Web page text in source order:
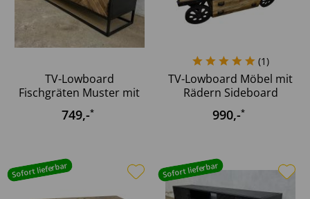
TV-Lowboard
Fischgräten Muster mit
Schublade...
749,-*
(1)
TV-Lowboard Möbel mit
Rädern Sideboard
Schrank...
990,-*
Sofort lieferbar Sofort lieferbar